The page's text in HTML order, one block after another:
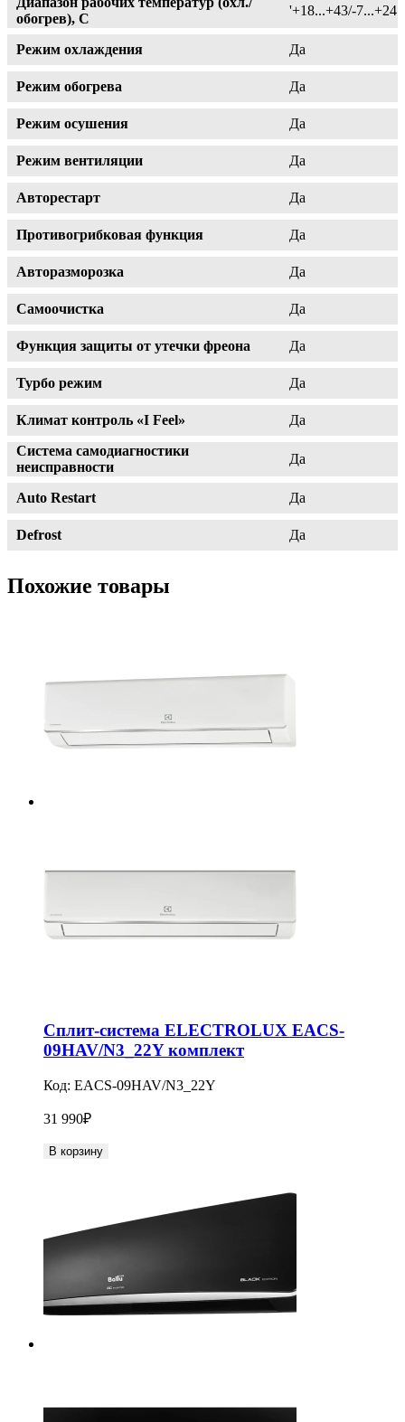
обогрев), C
'+18...+43/-7...+24
Режим охлаждения Да
Режим обогрева Да
Режим осушения Да
Режим вентиляции Да
Авторестарт Да
Противогрибковая функция Да
Авторазморозка Да
Самоочистка Да
Функция защиты от утечки фреона Да
Турбо режим Да
Климат контроль «I Feel»
Да
Система самодиагностики
неисправности
Да
Auto Restart Да
Defrost Да
Похожие товары
Сплит-система ELECTROLUX EACS-
09HAV/N3_22Y комплект
Код: EACS-09HAV/N3_22Y
31 990₽
В корзину